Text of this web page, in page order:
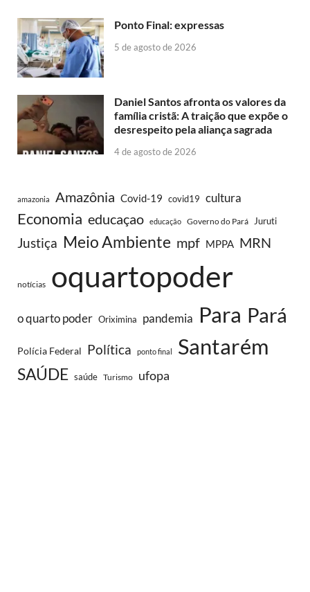
Ponto Final: expressas
5 de agosto de 2026
Daniel Santos afronta os valores da
família cristã: A traição que expõe o
desrespeito pela aliança sagrada
4 de agosto de 2026
amazonia Amazônia Covid-19 covid19 cultura
Economia educaçao educação Governo do Pará Juruti
Justiça Meio Ambiente mpf MPPA MRN
notícias oquartopoder
o quarto poder Oriximina pandemia Para Pará
Polícia Federal Política ponto final Santarém
SAÚDE saúde Turismo ufopa